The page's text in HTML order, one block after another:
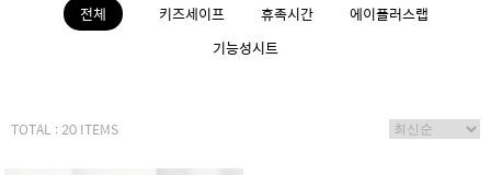
전체 키즈세이프 휴족시간
에이플러스랩
기능성시트
TOTAL : 20 ITEMS